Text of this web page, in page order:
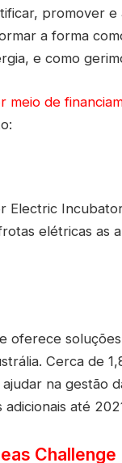
promover
a forma
e como
meio de
Electric
elétricas as
oferece
Cerca de
na gestão
até
Challenge